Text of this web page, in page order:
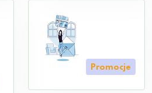
Promocje